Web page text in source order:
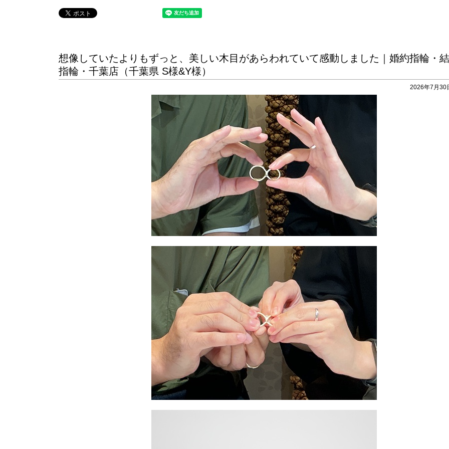
想像していたよりもずっと、美しい木目があらわれていて感動しました｜婚約指輪・
指輪・千葉店（千葉県 S様&Y様）
2026年7月30